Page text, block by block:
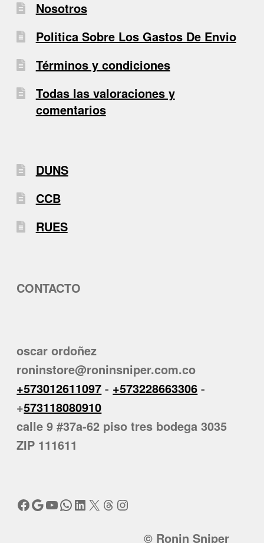
Nosotros
Politica Sobre Los Gastos De Envio
Términos y condiciones
Todas las valoraciones y
comentarios
DUNS
CCB
RUES
CONTACTO
oscar ordoñez
roninstore@roninsniper.com.co
+573012611097 - +573228663306 -
+573118080910
calle 9 #37a-62 piso tres bodega 3035
ZIP 111611
Facebook
Google
YouTube
WhatsApp
LinkedIn
X Threads
Instagram
© Ronin Sniper